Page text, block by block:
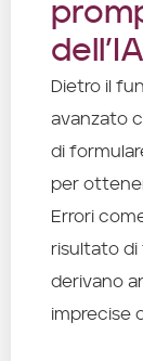
dell’IA
Dietro il
avanzato
di
per
Errori
risultato di
derivano
imprecise